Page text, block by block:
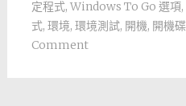
定程式, Windows To Go 選項,
式, 環境, 環境測試, 開機, 開機碟
Comment